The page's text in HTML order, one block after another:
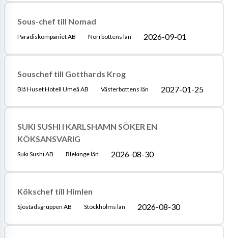
Sous-chef till Nomad
Paradiskompaniet AB Norrbottens län 2026-09-01
Souschef till Gotthards Krog
Blå Huset Hotell Umeå AB Västerbottens län 2027-01-25
SUKI SUSHI I KARLSHAMN SÖKER EN
KÖKSANSVARIG
Suki Sushi AB Blekinge län 2026-08-30
Kökschef till Himlen
Sjöstadsgruppen AB Stockholms län 2026-08-30